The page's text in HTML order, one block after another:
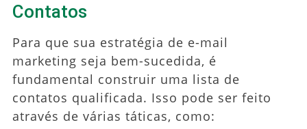
Contatos
Para que sua estratégia de e-mail
marketing seja bem-sucedida, é
fundamental construir uma lista de
contatos qualificada. Isso pode ser feito
através de várias táticas, como: